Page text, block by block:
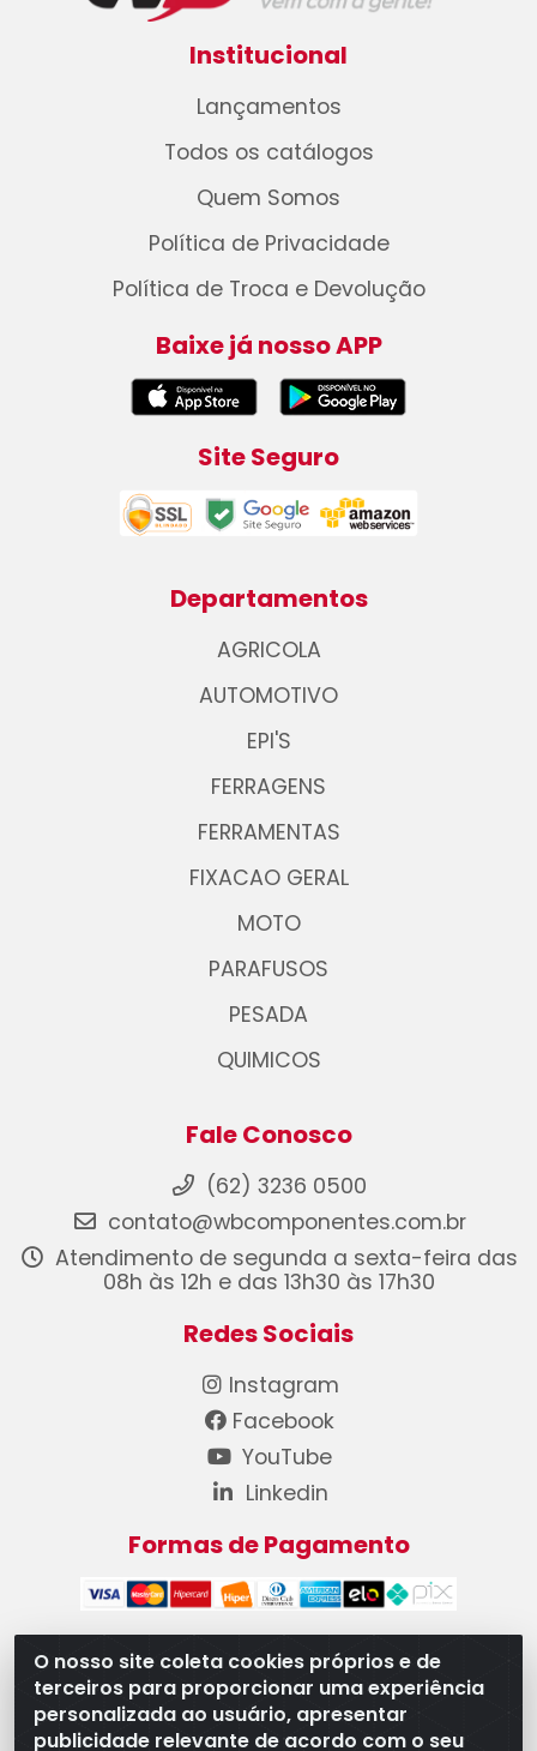
O nosso site coleta cookies próprios e de
terceiros para proporcionar uma experiência
personalizada ao usuário, apresentar
publicidade relevante de acordo com o seu
Institucional
Lançamentos
Todos os catálogos
Quem Somos
Política de Privacidade
Política de Troca e Devolução
Baixe já nosso APP
Site Seguro
Departamentos
AGRICOLA
AUTOMOTIVO
EPI'S
FERRAGENS
FERRAMENTAS
FIXACAO GERAL
MOTO
PARAFUSOS
PESADA
QUIMICOS
Fale Conosco
(62) 3236 0500
contato@wbcomponentes.com.br
Atendimento de segunda a sexta-feira das
08h às 12h e das 13h30 às 17h30
Redes Sociais
Instagram
Facebook
YouTube
Linkedin
Formas de Pagamento
WB Componentes Automotivos LTDA - CNPJ
08.528.393/0001-12 - Rua do Níquel, 667 - Parque
Oeste Industrial, Goiânia/GO - CEP 74375-660